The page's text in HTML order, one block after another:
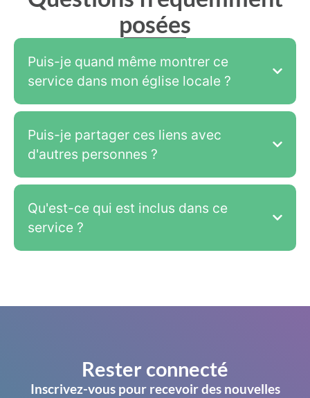
posées
Puis-je quand même montrer ce
service dans mon église locale ?
Puis-je partager ces liens avec
d'autres personnes ?
Qu'est-ce qui est inclus dans ce
service ?
Rester connecté
Inscrivez-vous pour recevoir des nouvelles